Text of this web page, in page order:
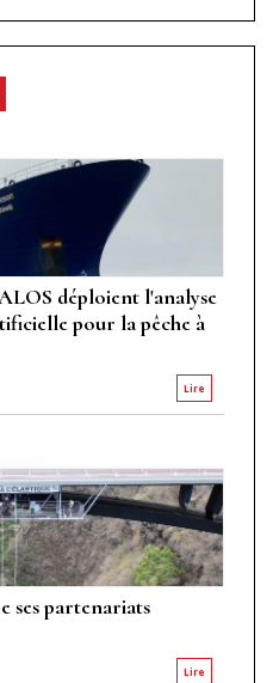
déploient l'analyse
pour la pêche à
Lire
ses partenariats
Lire